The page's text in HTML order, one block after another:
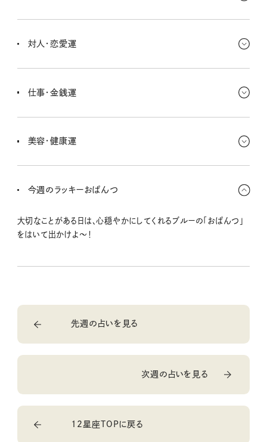
いね。隠された本心を知るようなこともあるかもしれない。でもあまり
対人・恋愛運
ギするかもね。それがキミにハマることもあれば、徹底的に嫌になっ
仕事・金銭運
キーなこともあれば、なんだか気が大きくなって使いすぎちゃう場面
美容・健康運
じゃなくても、キミの美しさって絶対あるから。そんなチャームポイン
今週のラッキーおぱんつ
大切なことがある日は、心穏やかにしてくれるブルーの「おぱんつ」
をはいて出かけよ〜！
先週の占いを見る
次週の占いを見る
12星座TOPに戻る